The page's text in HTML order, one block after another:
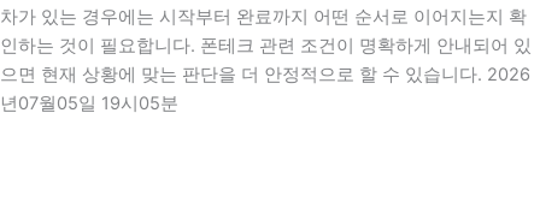
차가 있는 경우에는 시작부터 완료까지 어떤 순서로 이어지는지 확
인하는 것이 필요합니다. 폰테크 관련 조건이 명확하게 안내되어 있
으면 현재 상황에 맞는 판단을 더 안정적으로 할 수 있습니다. 2026
년07월05일 19시05분